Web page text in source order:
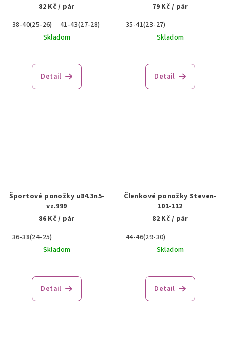
82 Kč / pár
38-40(25-26)
41-43(27-28)
44-46(29-30)
Skladom
Detail
79 Kč / pár
35-41(23-27)
Skladom
Detail
Športové ponožky u84.3n5-
vz.999
86 Kč / pár
36-38(24-25)
Skladom
Detail
Členkové ponožky Steven-
101-112
82 Kč / pár
44-46(29-30)
Skladom
Detail